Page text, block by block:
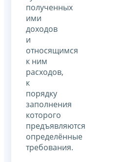
полученных
ими
доходов
и
относящимся
к ним
расходов,
к
порядку
заполнения
которого
предъявляются
определённые
требования.